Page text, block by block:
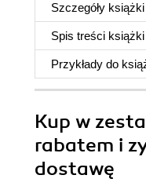
Szczegóły książki
Spis treści książki
Przykłady do
Kup w
rabatem i
dostawę